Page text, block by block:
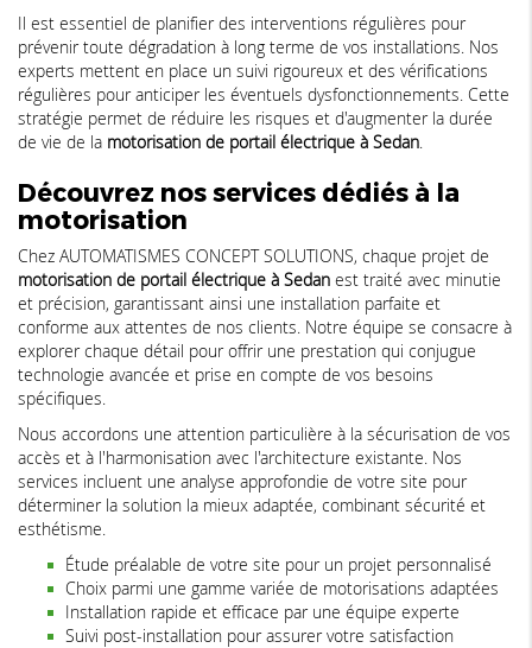
Il est essentiel de planifier des interventions régulières pour
prévenir toute dégradation à long terme de vos installations. Nos
experts mettent en place un suivi rigoureux et des vérifications
régulières pour anticiper les éventuels dysfonctionnements. Cette
stratégie permet de réduire les risques et d'augmenter la durée
de vie de la motorisation de portail électrique à Sedan
Découvrez nos services dédiés à la
motorisation
Chez AUTOMATISMES CONCEPT SOLUTIONS, chaque projet de
motorisation de portail électrique à Sedan est traité avec minutie
et précision, garantissant ainsi une installation parfaite et
conforme aux attentes de nos clients. Notre équipe se consacre à
explorer chaque détail pour offrir une prestation qui conjugue
technologie avancée et prise en compte de vos besoins
spécifiques.
Nous accordons une attention particulière à la sécurisation de vos
accès et à l'harmonisation avec l'architecture existante. Nos
services incluent une analyse approfondie de votre site pour
déterminer la solution la mieux adaptée, combinant sécurité et
esthétisme.
Étude préalable de votre site pour un projet personnalisé
Choix parmi une gamme variée de motorisations adaptées
Installation rapide et efficace par une équipe experte
Suivi post-installation pour assurer votre satisfaction